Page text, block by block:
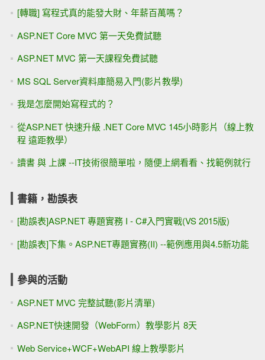
[轉職] 寫程式真的能發大財、年薪百萬嗎？
ASP.NET Core MVC 第一天免費試聽
ASP.NET MVC 第一天課程免費試聽
MS SQL Server資料庫簡易入門(影片教學)
我是怎麼開始寫程式的？
從ASP.NET 快速升級 .NET Core MVC 145小時影片（線上教
程 遠距教學）
讀書 與 上課 --IT技術很簡單啦，隨便上網看看、找範例就行
書籍，勘誤表
[勘誤表]ASP.NET 專題實務 I - C#入門實戰(VS 2015版)
[勘誤表]下集。ASP.NET專題實務(II) --範例應用與4.5新功能
參與的活動
ASP.NET MVC 完整試聽(影片清單)
ASP.NET快速開發（WebForm）教學影片 8天
Web Service+WCF+WebAPI 線上教學影片